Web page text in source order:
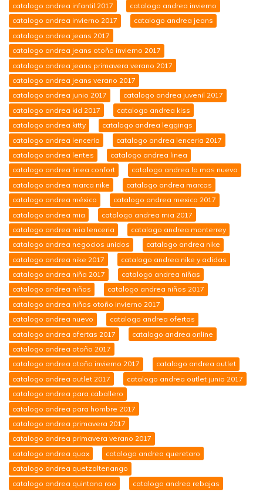
catalogo andrea infantil 2017
catalogo andrea invierno
catalogo andrea invierno 2017
catalogo andrea jeans
catalogo andrea jeans 2017
catalogo andrea jeans otoño invierno 2017
catalogo andrea jeans primavera verano 2017
catalogo andrea jeans verano 2017
catalogo andrea junio 2017
catalogo andrea juvenil 2017
catalogo andrea kid 2017
catalogo andrea kiss
catalogo andrea kitty
catalogo andrea leggings
catalogo andrea lenceria
catalogo andrea lenceria 2017
catalogo andrea lentes
catalogo andrea linea
catalogo andrea linea confort
catalogo andrea lo mas nuevo
catalogo andrea marca nike
catalogo andrea marcas
catalogo andrea méxico
catalogo andrea mexico 2017
catalogo andrea mia
catalogo andrea mia 2017
catalogo andrea mia lenceria
catalogo andrea monterrey
catalogo andrea negocios unidos
catalogo andrea nike
catalogo andrea nike 2017
catalogo andrea nike y adidas
catalogo andrea niña 2017
catalogo andrea niñas
catalogo andrea niños
catalogo andrea niños 2017
catalogo andrea niños otoño invierno 2017
catalogo andrea nuevo
catalogo andrea ofertas
catalogo andrea ofertas 2017
catalogo andrea online
catalogo andrea otoño 2017
catalogo andrea otoño invierno 2017
catalogo andrea outlet
catalogo andrea outlet 2017
catalogo andrea outlet junio 2017
catalogo andrea para caballero
catalogo andrea para hombre 2017
catalogo andrea primavera 2017
catalogo andrea primavera verano 2017
catalogo andrea quax
catalogo andrea queretaro
catalogo andrea quetzaltenango
catalogo andrea quintana roo
catalogo andrea rebajas